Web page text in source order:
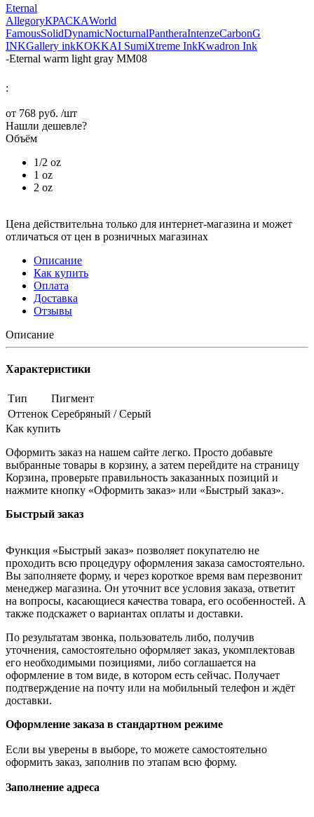
Eternal
AllegoryКРАСКАWorld
FamousSolidDynamicNocturnalPantheraIntenzeCarbonG
INKGallery inkKOKKAI SumiXtreme InkKwadron Ink
-Eternal warm light gray MM08
:
от 768 руб. /шт
Нашли дешевле?
Объём
1/2 oz
1 oz
2 oz
Цена действительна только для интернет-магазина и может
отличаться от цен в розничных магазинах
Описание
Как купить
Оплата
Доставка
Отзывы
Описание
Характеристики
Тип
Пигмент
Оттенок Серебряный / Серый
Как купить
Оформить заказ на нашем сайте легко. Просто добавьте
выбранные товары в корзину, а затем перейдите на страницу
Корзина, проверьте правильность заказанных позиций и
нажмите кнопку «Оформить заказ» или «Быстрый заказ».
Быстрый заказ
Функция «Быстрый заказ» позволяет покупателю не
проходить всю процедуру оформления заказа самостоятельно.
Вы заполняете форму, и через короткое время вам перезвонит
менеджер магазина. Он уточнит все условия заказа, ответит
на вопросы, касающиеся качества товара, его особенностей. А
также подскажет о вариантах оплаты и доставки.
По результатам звонка, пользователь либо, получив
уточнения, самостоятельно оформляет заказ, укомплектовав
его необходимыми позициями, либо соглашается на
оформление в том виде, в котором есть сейчас. Получает
подтверждение на почту или на мобильный телефон и ждёт
доставки.
Оформление заказа в стандартном режиме
Если вы уверены в выборе, то можете самостоятельно
оформить заказ, заполнив по этапам всю форму.
Заполнение адреса